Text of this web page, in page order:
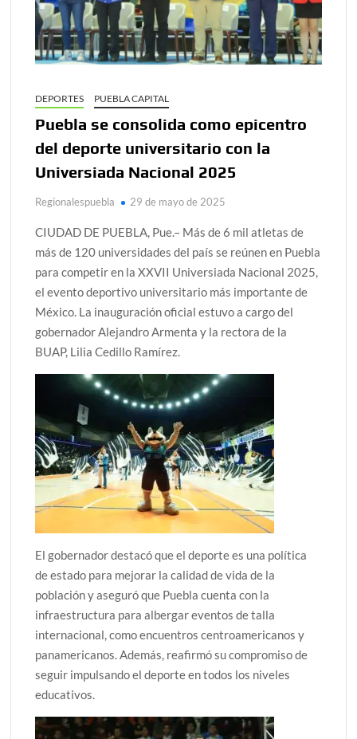
DEPORTES PUEBLA CAPITAL
Puebla se consolida como epicentro
del deporte universitario con la
Universiada Nacional 2025
Regionalespuebla 29 de mayo de 2025
CIUDAD DE PUEBLA, Pue.– Más de 6 mil atletas de
más de 120 universidades del país se reúnen en Puebla
para competir en la XXVII Universiada Nacional 2025,
el evento deportivo universitario más importante de
México. La inauguración oficial estuvo a cargo del
gobernador Alejandro Armenta y la rectora de la
BUAP, Lilia Cedillo Ramírez.
El gobernador destacó que el deporte es una política
de estado para mejorar la calidad de vida de la
población y aseguró que Puebla cuenta con la
infraestructura para albergar eventos de talla
internacional, como encuentros centroamericanos y
panamericanos. Además, reafirmó su compromiso de
seguir impulsando el deporte en todos los niveles
educativos.